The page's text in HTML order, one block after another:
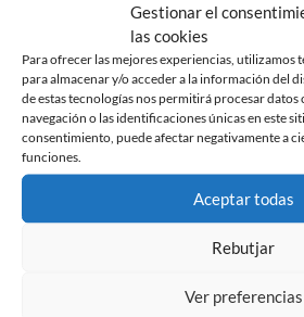
Gestionar el
las cookies
Para ofrecer las mejores experiencias, utilizamos
para almacenar y/o acceder a la información del
de estas tecnologías nos permitirá procesar
navegación o las identificaciones únicas en este
consentimiento, puede afectar negativamente a
funciones.
Aceptar todas
Rebutjar
Ver preferencias
NOVA CREU ALTA
10 de marzo de 2024
Leer más »